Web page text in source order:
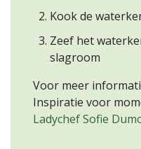
Kook de
Zeef het
slagroom
Voor meer
Inspiratie voor
Ladychef Sofie